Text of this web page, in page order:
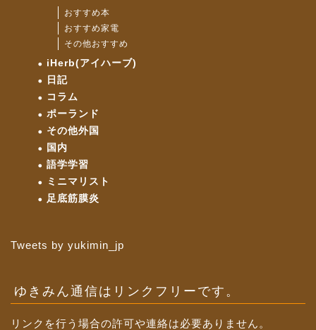
おすすめ本
おすすめ家電
その他おすすめ
iHerb(アイハーブ)
日記
コラム
ポーランド
その他外国
国内
語学学習
ミニマリスト
足底筋膜炎
Tweets by yukimin_jp
ゆきみん通信はリンクフリーです。
リンクを行う場合の許可や連絡は必要ありません。